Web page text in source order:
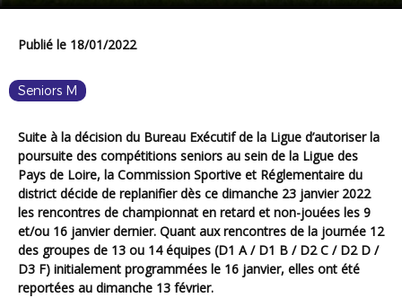
Publié le 18/01/2022
Seniors M
Suite à la décision du Bureau Exécutif de la Ligue d’autoriser la
poursuite des compétitions seniors au sein de la Ligue des
Pays de Loire, la Commission Sportive et Réglementaire du
district décide de replanifier dès ce dimanche 23 janvier 2022
les rencontres de championnat en retard et non-jouées les 9
et/ou 16 janvier dernier. Quant aux rencontres de la journée 12
des groupes de 13 ou 14 équipes (D1 A / D1 B / D2 C / D2 D /
D3 F) initialement programmées le 16 janvier, elles ont été
reportées au dimanche 13 février.